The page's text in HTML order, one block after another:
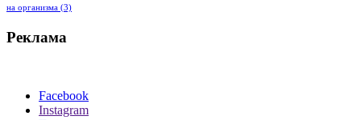
на организма (3)
Реклама
Facebook
Instagram